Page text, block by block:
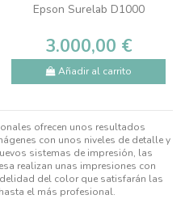
Epson Surelab D1000
3.000,00 €
Añadir al carrito
ofrecen unos resultados
con unos niveles de detalle y
sistemas de impresión, las
realizan unas impresiones con
del color que satisfarán las
el más profesional.